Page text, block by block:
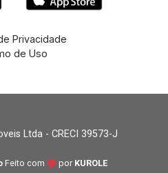
Privacidade
de Uso
Ltda - CRECI 39573-J
Feito com por KUROLE